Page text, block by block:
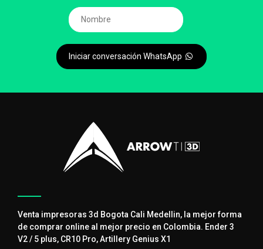
Iniciar conversación WhatsApp
Venta impresoras 3d Bogota Cali Medellin, la mejor forma
de comprar online al mejor precio en Colombia. Ender 3
V2 / 5 plus, CR10 Pro, Artillery Genius X1